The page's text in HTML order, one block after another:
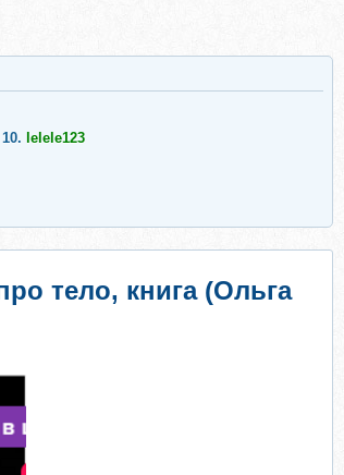
10. lelele123
тело, книга (Ольга